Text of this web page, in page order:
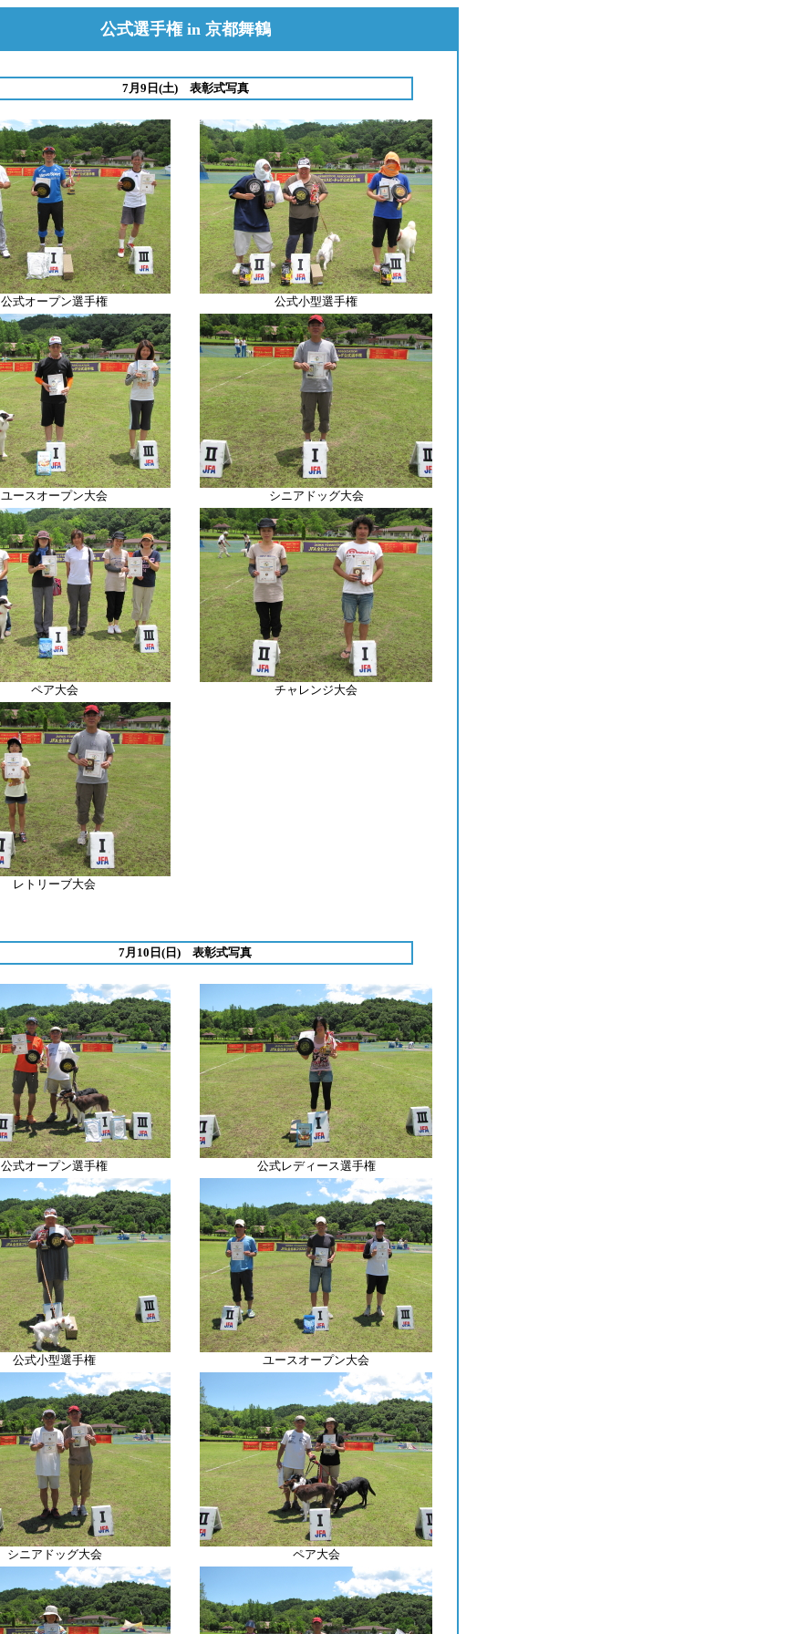
公式選手権 in 京都舞鶴
7月9日(土) 表彰式写真
公式オープン選手権 公式小型選手権
ユースオープン大会 シニアドッグ大会
ペア大会 チャレンジ大会
レトリーブ大会
7月10日(日) 表彰式写真
公式オープン選手権 公式レディース選手権
公式小型選手権 ユースオープン大会
シニアドッグ大会 ペア大会